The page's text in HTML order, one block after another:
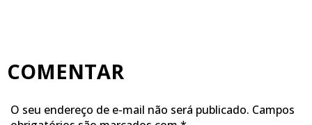
COMENTAR
O seu endereço de e-mail não será publicado. Campos